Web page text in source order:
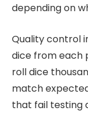
depending on
Quality control
dice from each
roll dice
match
that fail testing